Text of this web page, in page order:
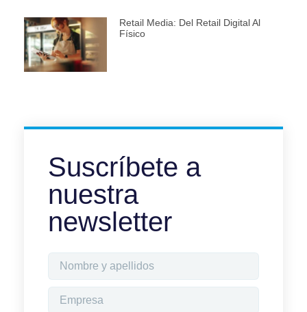
Retail Media: Del Retail Digital Al
Físico
Suscríbete a
nuestra
newsletter